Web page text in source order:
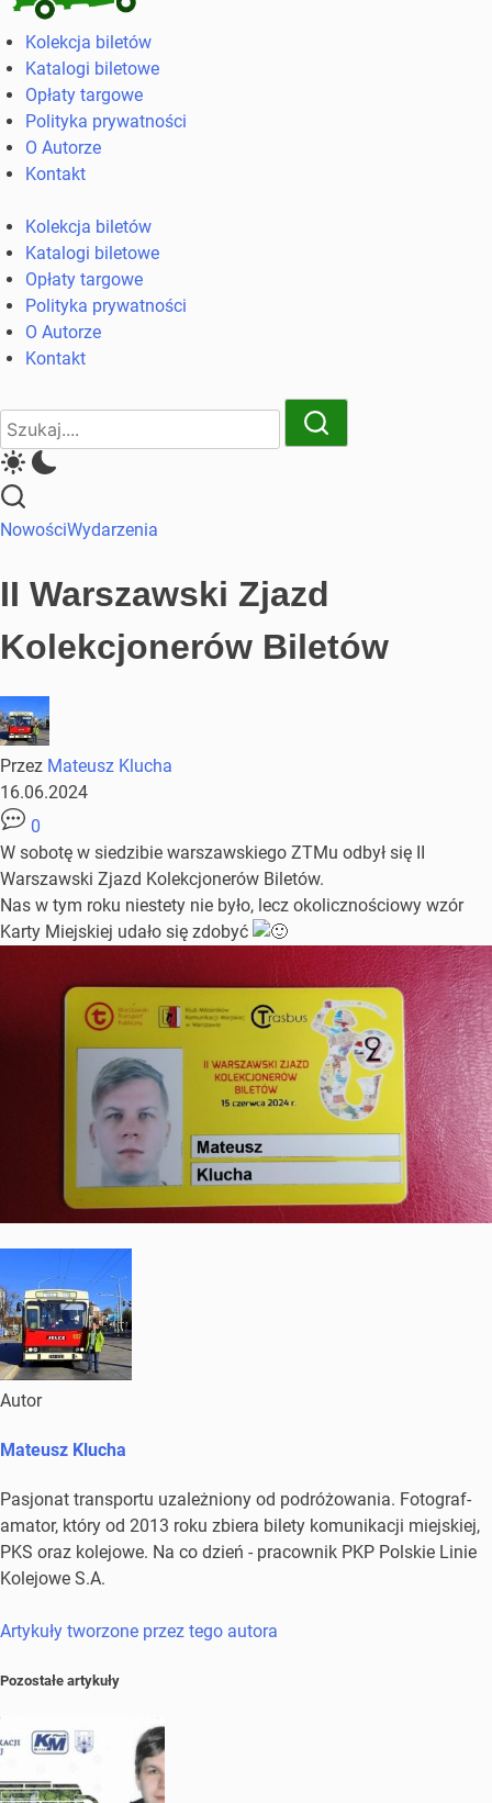
Kolekcja
biletów
komunikacji
miejskiej
kolejowych
Kolekcja biletów
Katalogi biletowe
Opłaty targowe
Polityka prywatności
O Autorze
Kontakt
Kolekcja biletów
Katalogi biletowe
Opłaty targowe
Polityka prywatności
O Autorze
Kontakt
Close
Search
Search
NowościWydarzenia
II Warszawski Zjazd
Kolekcjonerów Biletów
Przez Mateusz Klucha
16.06.2024
0
W sobotę w siedzibie warszawskiego ZTMu odbył się II
Warszawski Zjazd Kolekcjonerów Biletów.
Nas w tym roku niestety nie było, lecz okolicznościowy wzór
Karty Miejskiej udało się zdobyć
Autor
Mateusz Klucha
Pasjonat transportu uzależniony od podróżowania. Fotograf-
amator, który od 2013 roku zbiera bilety komunikacji miejskiej,
PKS oraz kolejowe. Na co dzień - pracownik PKP Polskie Linie
Kolejowe S.A.
Artykuły tworzone przez tego autora
Pozostałe artykuły